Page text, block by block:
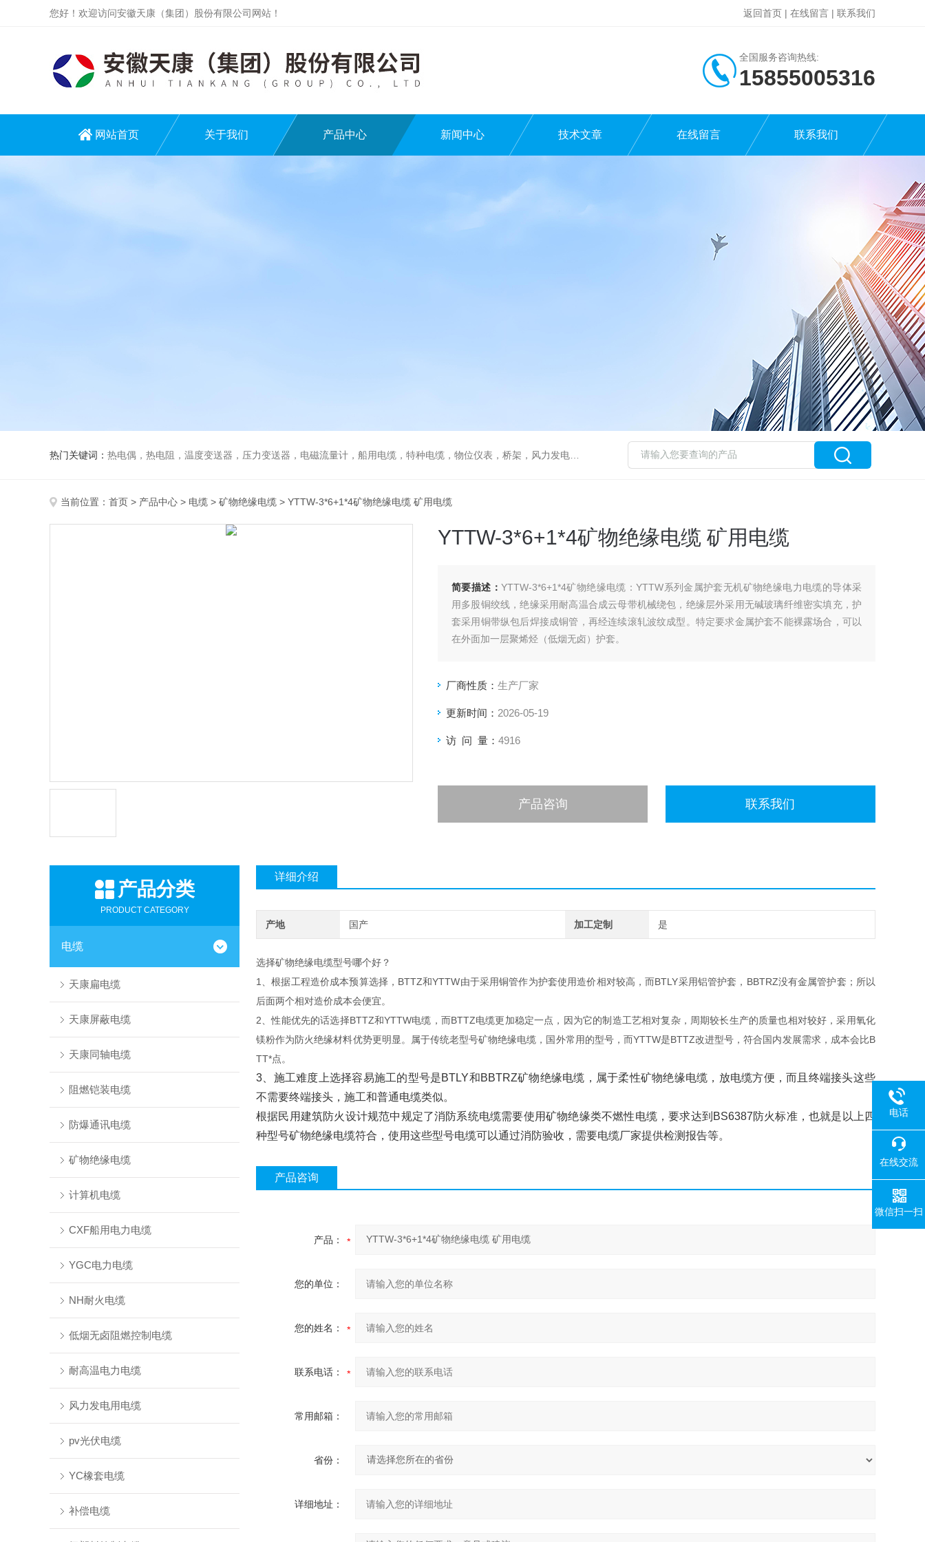
您好！欢迎访问安徽天康（集团）股份有限公司网站！ 返回首页 | 在线留言 | 联系我们
全国服务咨询热线:
15855005316
网站首页 关于我们 产品中心 新闻中心 技术文章 在线留言 联系我们
热门关键词： 热电偶，热电阻，温度变送器，压力变送器，电磁流量计，船用电缆，特种电缆，物位仪表，桥架，风力发电用电缆
当前位置： 首页 > 产品中心 > 电缆 > 矿物绝缘电缆 > YTTW-3*6+1*4矿物绝缘电缆 矿用电缆
YTTW-3*6+1*4矿物绝缘电缆 矿用电缆
简要描述： YTTW-3*6+1*4矿物绝缘电缆：YTTW系列金属护套无机矿物绝缘电力电缆的导体采
用多股铜绞线，绝缘采用耐高温合成云母带机械绕包，绝缘层外采用无碱玻璃纤维密实填充，护
套采用铜带纵包后焊接成铜管，再经连续滚轧波纹成型。特定要求金属护套不能裸露场合，可以
在外面加一层聚烯烃（低烟无卤）护套。
厂商性质： 生产厂家
更新时间： 2026-05-19
访 问 量： 4916
产品咨询 联系我们
产品分类
PRODUCT CATEGORY
电缆
天康扁电缆
天康屏蔽电缆
天康同轴电缆
阻燃铠装电缆
防爆通讯电缆
矿物绝缘电缆
计算机电缆
CXF船用电力电缆
YGC电力电缆
NH耐火电缆
低烟无卤阻燃控制电缆
耐高温电力电缆
风力发电用电缆
pv光伏电缆
YC橡套电缆
补偿电缆
详细介绍
产地 国产 加工定制 是
选择矿物绝缘电缆型号哪个好？
1、根据工程造价成本预算选择，BTTZ和YTTW由于采用铜管作为护套使用造价相对较高，而BTLY采用铝管护套，BBTRZ没有金属管护套；所以
后面两个相对造价成本会便宜。
2、性能优先的话选择BTTZ和YTTW电缆，而BTTZ电缆更加稳定一点，因为它的制造工艺相对复杂，周期较长生产的质量也相对较好，采用氧化
镁粉作为防火绝缘材料优势更明显。属于传统老型号矿物绝缘电缆，国外常用的型号，而YTTW是BTTZ改进型号，符合国内发展需求，成本会比B
TT*点。
3、施工难度上选择容易施工的型号是BTLY和BBTRZ矿物绝缘电缆，属于柔性矿物绝缘电缆，放电缆方便，而且终端接头这些
不需要终端接头，施工和普通电缆类似。
根据民用建筑防火设计规范中规定了消防系统电缆需要使用矿物绝缘类不燃性电缆，要求达到BS6387防火标准，也就是以上四
种型号矿物绝缘电缆符合，使用这些型号电缆可以通过消防验收，需要电缆厂家提供检测报告等。
产品咨询
产品：
您的单位：
您的姓名：
联系电话：
常用邮箱：
省份：
详细地址：
电话
在线交流
微信扫一扫